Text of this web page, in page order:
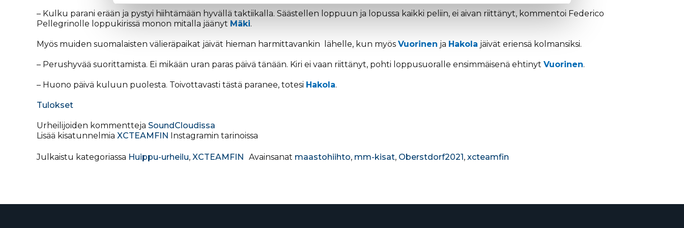
– Kulku parani erään ja pystyi hiihtämään hyvällä taktiikalla. Säästellen loppuun ja lopussa kaikki peliin, ei aivan riittänyt, kommentoi Federico
Pellegrinolle loppukirissä monon mitalla jäänyt Mäki.
Myös muiden suomalaisten välieräpaikat jäivät hieman harmittavankin lähelle, kun myös Vuorinen ja Hakola jäivät eriensä kolmansiksi.
– Perushyvää suorittamista. Ei mikään uran paras päivä tänään. Kiri ei vaan riittänyt, pohti loppusuoralle ensimmäisenä ehtinyt Vuorinen.
– Huono päivä kuluun puolesta. Toivottavasti tästä paranee, totesi Hakola.
Tulokset
Urheilijoiden kommentteja SoundCloudissa
Lisää kisatunnelmia XCTEAMFIN Instagramin tarinoissa
Julkaistu kategoriassa Huippu-urheilu, XCTEAMFIN Avainsanat maastohiihto, mm-kisat, Oberstdorf2021, xcteamfin